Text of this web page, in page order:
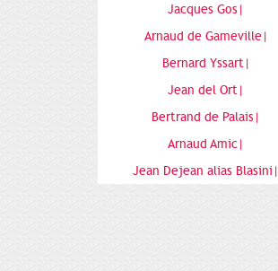
Jacques Gos|
Arnaud de Gameville|
Bernard Yssart|
Jean del Ort|
Bertrand de Palais|
Arnaud Amic|
Jean Dejean alias Blasini|